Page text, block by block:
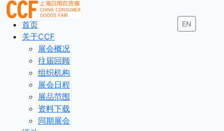
EN
首页
关于CCF
展会概况
往届回顾
组织机构
展会日程
展品范围
资料下载
同期展会